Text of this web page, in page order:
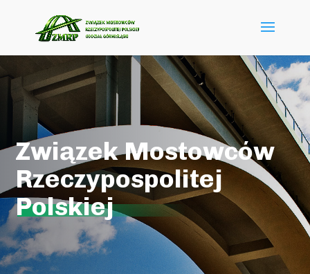
Związek Mostowców
Rzeczypospolitej
Polskiej